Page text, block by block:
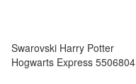
Swarovski Harry Potter
Hogwarts Express 5506804